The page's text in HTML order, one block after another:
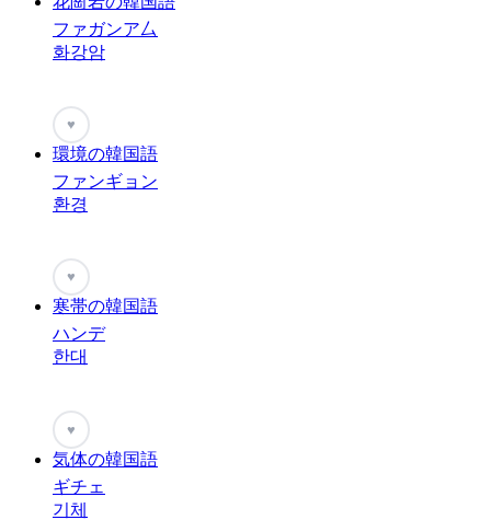
ファガンア厶
화강암
♥
環境の韓国語
ファンギョン
환경
♥
寒帯の韓国語
ハンデ
한대
♥
気体の韓国語
ギチェ
기체